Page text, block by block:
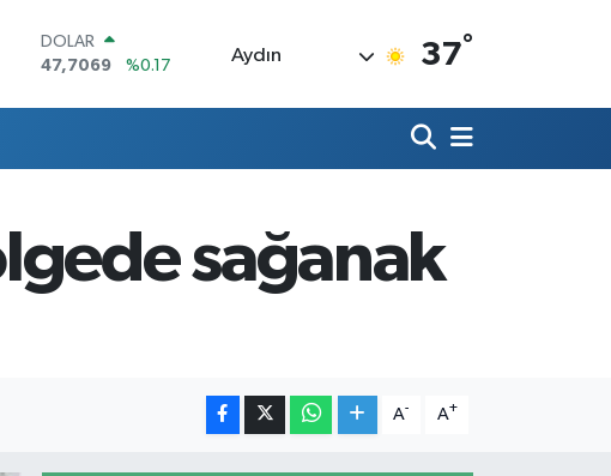
DOLAR
47,7069
%0.17
13.887
%64
BITCOIN
Aydın 37°
sağanak
A- A+